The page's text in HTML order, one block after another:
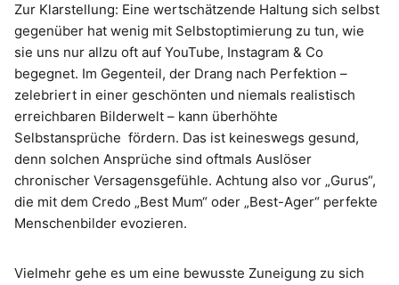
Zur Klarstellung: Eine wertschätzende Haltung sich selbst
gegenüber hat wenig mit Selbstoptimierung zu tun, wie
sie uns nur allzu oft auf YouTube, Instagram & Co
begegnet. Im Gegenteil, der Drang nach Perfektion –
zelebriert in einer geschönten und niemals realistisch
erreichbaren Bilderwelt – kann überhöhte
Selbstansprüche fördern. Das ist keineswegs gesund,
denn solchen Ansprüche sind oftmals Auslöser
chronischer Versagensgefühle. Achtung also vor „Gurus“,
die mit dem Credo „Best Mum“ oder „Best-Ager“ perfekte
Menschenbilder evozieren.
Vielmehr gehe es um eine bewusste Zuneigung zu sich